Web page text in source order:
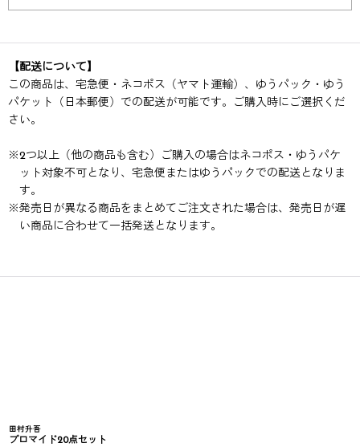
【配送について】
この商品は、宅急便・ネコポス（ヤマト運輸）、ゆうパック・ゆう
パケット（日本郵便）での配送が可能です。ご購入時にご選択くだ
さい。
※2つ以上（他の商品も含む）ご購入の場合はネコポス・ゆうパケ
ット対象不可となり、宅急便またはゆうパックでの配送となりま
す。
※発売日が異なる商品をまとめてご注文された場合は、発売日が遅
い商品に合わせて一括発送となります。
田村升吾
ブロマイド20点セット